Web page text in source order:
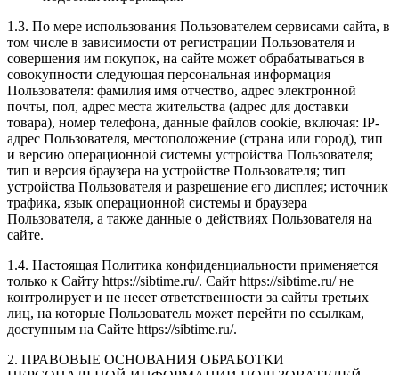
1.3. По мере использования Пользователем сервисами сайта, в
том числе в зависимости от регистрации Пользователя и
совершения им покупок, на сайте может обрабатываться в
совокупности следующая персональная информация
Пользователя: фамилия имя отчество, адрес электронной
почты, пол, адрес места жительства (адрес для доставки
товара), номер телефона, данные файлов cookie, включая: IP-
адрес Пользователя, местоположение (страна или город), тип
и версию операционной системы устройства Пользователя;
тип и версия браузера на устройстве Пользователя; тип
устройства Пользователя и разрешение его дисплея; источник
трафика, язык операционной системы и браузера
Пользователя, а также данные о действиях Пользователя на
сайте.
1.4. Настоящая Политика конфиденциальности применяется
только к Сайту https://sibtime.ru/. Сайт https://sibtime.ru/ не
контролирует и не несет ответственности за сайты третьих
лиц, на которые Пользователь может перейти по ссылкам,
доступным на Сайте https://sibtime.ru/.
2. ПРАВОВЫЕ ОСНОВАНИЯ ОБРАБОТКИ